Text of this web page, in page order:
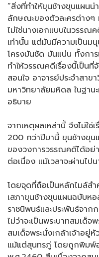
“สิ่งที่ทำให้ขุนช้างขุนแผน
ลักษณะของตัวละครต่างๆ
ไม่ใช่นางเอกแบบในวรรณ
เท่านั้น แต่มันมีความเป็น
โครงมันชัด มันแน่น ทั้งกา
ทำให้วรรณคดีเรื่องนี้เป็น
สอนใจ อาจารย์ประจำสา
มหาวิทยาลัยมหิดล ในฐาน
อธิบาย
จากเหตุผลเหล่านี้ จึงไม่ใช่
200 กว่าปีมานี้ ขุนช้างขุ
ของวงการวรรณคดีได้อย่
ต่อเนื่อง แม้เวลาจะผ่านไป
โดยจุดที่ถือเป็นหลักไมล์
เสภาขุนช้างขุนแผนฉบับห
ราชนิพนธ์และประพันธ์จา
ไม่ว่าจะเป็นพระบาทสมเด็
สมเด็จพระนั่งเกล้าเจ้าอยู่
แม้แต่สุนทรภู่ โดยถูกพิมพ์